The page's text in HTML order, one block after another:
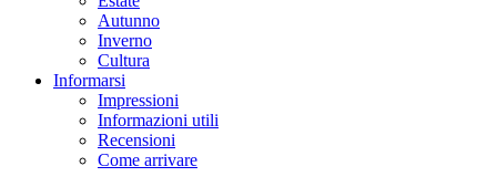
Autunno
Inverno
Cultura
Informarsi
Impressioni
Informazioni utili
Recensioni
Come arrivare